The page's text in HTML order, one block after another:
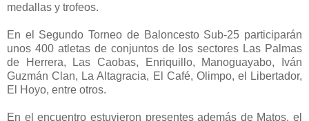
medallas y trofeos.
En el Segundo Torneo de Baloncesto Sub-25 participarán
unos 400 atletas de conjuntos de los sectores Las Palmas
de Herrera, Las Caobas, Enriquillo, Manoguayabo, Iván
Guzmán Clan, La Altagracia, El Café, Olimpo, el Libertador,
El Hoyo, entre otros.
En el encuentro estuvieron presentes además de Matos, el